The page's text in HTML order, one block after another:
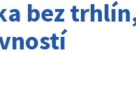
bez